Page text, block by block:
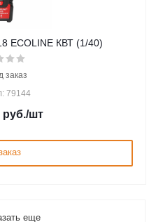
ECOLINE КВТ (1/40)
заказ
79144
руб./шт
еще